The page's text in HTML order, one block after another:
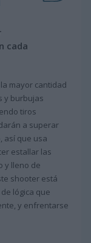
cada
mayor cantidad
y burbujas
tiros
a superar
así que usa
estallar las
y lleno de
shooter está
lógica que
y enfrentarse